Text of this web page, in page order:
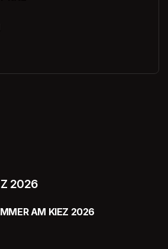
2026
AM KIEZ 2026